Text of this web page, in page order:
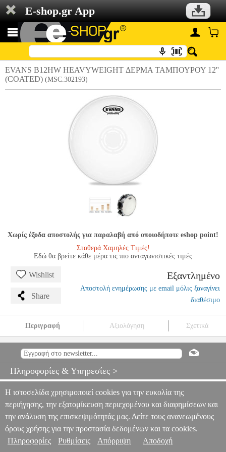
E-shop.gr App
EVANS B12HW HEAVYWEIGHT ΔΕΡΜΑ ΤΑΜΠΟΥΡΟΥ 12''
(COATED) (MSC.302193)
Χωρίς έξοδα αποστολής για παραλαβή από οποιοδήποτε eshop point!
Σταθερά Χαμηλές Τιμές!
Εδώ θα βρείτε κάθε μέρα τις πιο ανταγωνιστικές τιμές
Wishlist
Share
Εξαντλημένο
Αποστολή ενημέρωσης με email μόλις ξαναγίνει
διαθέσιμο
Περιγραφή Αξιολόγηση Σχετικά
(COATED) MSC.302193
EVANS
ΔΕΡΜΑ ΤΑΜΠΟΥΡΟΥ 12'' (COATED)
0
Πληροφορίες & Υπηρεσίες >
Η ιστοσελίδα χρησιμοποιεί cookies για την ευκολία της
περιήγησης, την εξατομίκευση περιεχομένου και διαφημίσεων και
την ανάλυση της επισκεψιμότητάς μας. Δείτε τους ανανεωμένους
όρους χρήσης για την προστασία δεδομένων και τα cookies.
Πληροφορίες
Ρυθμίσεις Απόρριψη Αποδοχή